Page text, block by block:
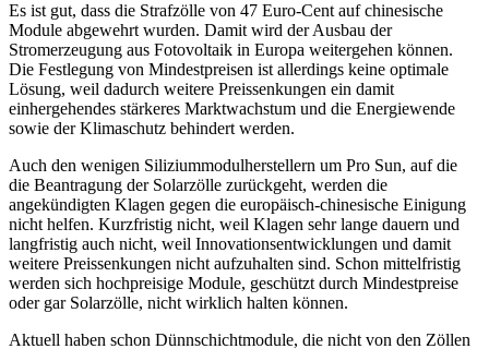
Es ist gut, dass die Strafzölle von 47 Euro-Cent auf chinesische
Module abgewehrt wurden. Damit wird der Ausbau der
Stromerzeugung aus Fotovoltaik in Europa weitergehen können.
Die Festlegung von Mindestpreisen ist allerdings keine optimale
Lösung, weil dadurch weitere Preissenkungen ein damit
einhergehendes stärkeres Marktwachstum und die Energiewende
sowie der Klimaschutz behindert werden.
Auch den wenigen Siliziummodulherstellern um Pro Sun, auf die
die Beantragung der Solarzölle zurückgeht, werden die
angekündigten Klagen gegen die europäisch-chinesische Einigung
nicht helfen. Kurzfristig nicht, weil Klagen sehr lange dauern und
langfristig auch nicht, weil Innovationsentwicklungen und damit
weitere Preissenkungen nicht aufzuhalten sind. Schon mittelfristig
werden sich hochpreisige Module, geschützt durch Mindestpreise
oder gar Solarzölle, nicht wirklich halten können.
Aktuell haben schon Dünnschichtmodule, die nicht von den Zöllen